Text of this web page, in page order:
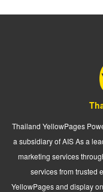
Thailand YellowPages
a subsidiary of AIS As a
marketing services
services from trusted
YellowPages and display